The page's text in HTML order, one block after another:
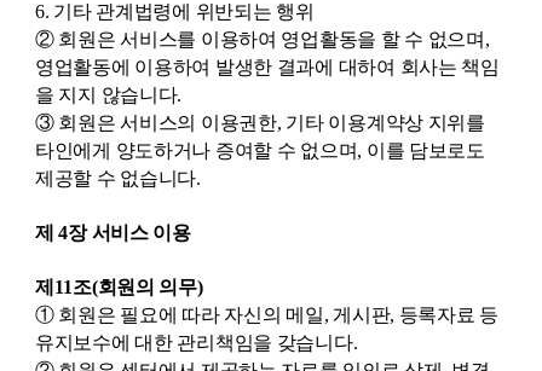
6. 기타 관계법령에 위반되는 행위
② 회원은 서비스를 이용하여 영업활동을 할 수 없으며,
영업활동에 이용하여 발생한 결과에 대하여 회사는 책임
을 지지 않습니다.
③ 회원은 서비스의 이용권한, 기타 이용계약상 지위를
타인에게 양도하거나 증여할 수 없으며, 이를 담보로도
제공할 수 없습니다.
제 4장 서비스 이용
제11조(회원의 의무)
① 회원은 필요에 따라 자신의 메일, 게시판, 등록자료 등
유지보수에 대한 관리책임을 갖습니다.